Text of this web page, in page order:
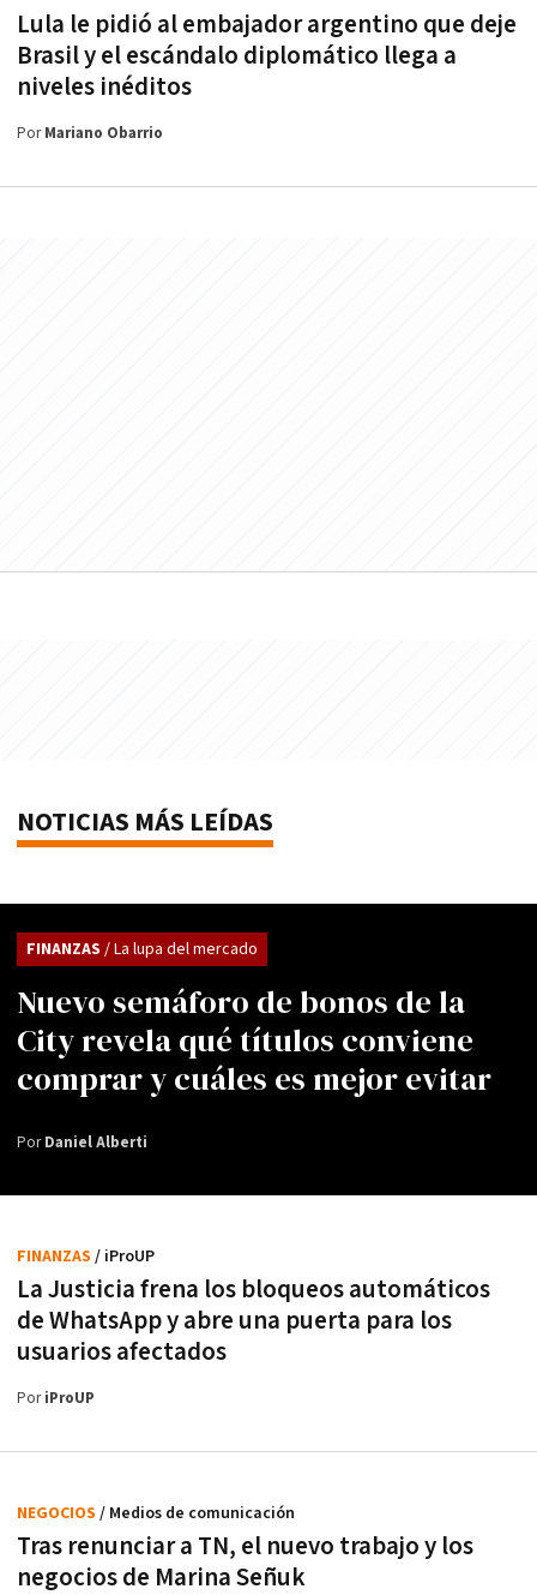
Lula le pidió al embajador argentino que deje
Brasil y el escándalo diplomático llega a
niveles inéditos
PorMariano Obarrio
NOTICIAS MÁS LEÍDAS
Nuevo semáforo de bonos de la
City revela qué títulos conviene
comprar y cuáles es mejor evitar
FINANZAS / La lupa del mercado
PorDaniel Alberti
La Justicia frena los bloqueos automáticos
de WhatsApp y abre una puerta para los
usuarios afectados
FINANZAS / iProUP
PoriProUP
Tras renunciar a TN, el nuevo trabajo y los
negocios de Marina Señuk
NEGOCIOS / Medios de comunicación